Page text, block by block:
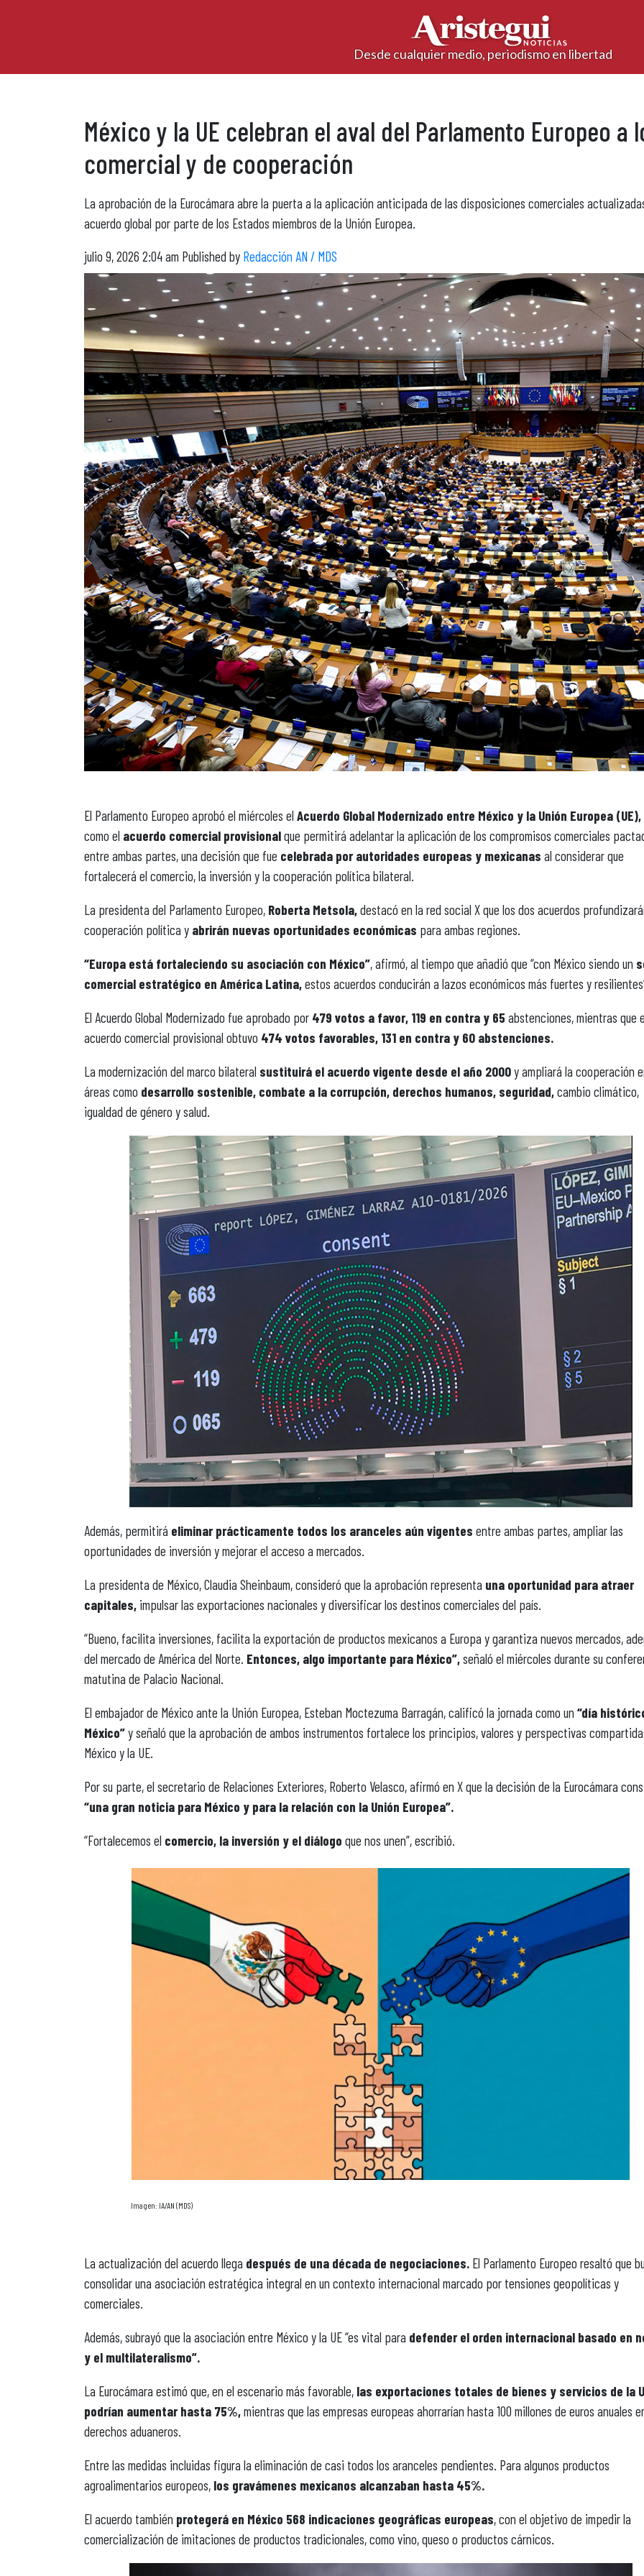
Desde cualquier medio, periodismo en libertad
México y la UE celebran el aval del Parlamento Europeo a
comercial y de cooperación
La aprobación de la Eurocámara abre la puerta a la aplicación anticipada de las disposiciones comerciales
acuerdo global por parte de los Estados miembros de la Unión Europea.
julio 9, 2026 2:04 am Published by Redacción AN / MDS
El Parlamento Europeo aprobó el miércoles el Acuerdo Global Modernizado entre México y la Unión Europea (UE),
como el acuerdo comercial provisionalque permitirá adelantar la aplicación de los compromisos comerciales
entre ambas partes, una decisión que fue celebrada por autoridades europeas y mexicanas al considerar que
fortalecerá el comercio, la inversión y la cooperación política bilateral.
La presidenta del Parlamento Europeo, Roberta Metsola,destacó en la red social X que los dos acuerdos
cooperación política y abrirán nuevas oportunidades económicas para ambas regiones.
“Europa está fortaleciendo su asociación con México”, afirmó, al tiempo que añadió que “con México siendo un
comercial estratégico en América Latina,estos acuerdos conducirán a lazos económicos más fuertes y
El Acuerdo Global Modernizado fue aprobado por 479 votos a favor, 119 en contra y 65 abstenciones, mientras que
acuerdo comercial provisional obtuvo 474 votos favorables, 131 en contra y 60 abstenciones.
La modernización del marco bilateral sustituirá el acuerdo vigente desde el año 2000y ampliará la cooperación
áreas como desarrollo sostenible, combate a la corrupción, derechos humanos, seguridad,cambio climático,
igualdad de género y salud.
Además, permitirá eliminar prácticamente todos los aranceles aún vigentes entre ambas partes, ampliar las
oportunidades de inversión y mejorar el acceso a mercados.
La presidenta de México, Claudia Sheinbaum, consideró que la aprobación representa una oportunidad para atraer
capitales, impulsar las exportaciones nacionales y diversificar los destinos comerciales del país.
“Bueno, facilita inversiones, facilita la exportación de productos mexicanos a Europa y garantiza nuevos mercados,
del mercado de América del Norte. Entonces, algo importante para México”,señaló el miércoles durante su
matutina de Palacio Nacional.
El embajador de México ante la Unión Europea, Esteban Moctezuma Barragán, calificó la jornada como un “día
México”y señaló que la aprobación de ambos instrumentos fortalece los principios, valores y perspectivas
México y la UE.
Por su parte, el secretario de Relaciones Exteriores, Roberto Velasco, afirmó en X que la decisión de la Eurocámara
“una gran noticia para México y para la relación con la Unión Europea”.
“Fortalecemos el comercio, la inversión y el diálogo que nos unen”, escribió.
Imagen: IA/AN (MDS)
La actualización del acuerdo llega después de una década de negociaciones. El Parlamento Europeo resaltó que
consolidar una asociación estratégica integral en un contexto internacional marcado por tensiones geopolíticas y
comerciales.
Además, subrayó que la asociación entre México y la UE “es vital para defender el orden internacional basado en
y el multilateralismo”.
La Eurocámara estimó que, en el escenario más favorable, las exportaciones totales de bienes y servicios de la
podrían aumentar hasta 75%,mientras que las empresas europeas ahorrarían hasta 100 millones de euros anuales
derechos aduaneros.
Entre las medidas incluidas figura la eliminación de casi todos los aranceles pendientes. Para algunos productos
agroalimentarios europeos, los gravámenes mexicanos alcanzaban hasta 45%.
El acuerdo también protegerá en México 568 indicaciones geográficas europeas, con el objetivo de impedir la
comercialización de imitaciones de productos tradicionales, como vino, queso o productos cárnicos.